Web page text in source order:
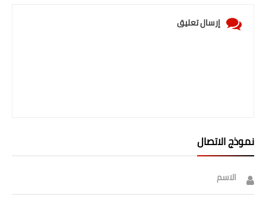
إرسال تعليق
نموذج الاتصال
الاسم